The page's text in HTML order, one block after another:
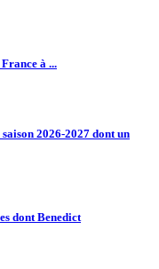
à ...
2026-2027 dont un
dont Benedict